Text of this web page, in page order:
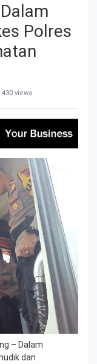
Polres
views
– Dalam
dan